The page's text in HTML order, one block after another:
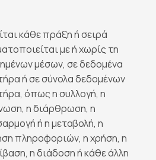
κάθε πράξη ή σειρά
με ή χωρίς τη
μέσων, σε δεδομένα
ή σε σύνολα δεδομένων
όπως η συλλογή, η
η διάρθρωση, η
ή η μεταβολή, η
πληροφοριών, η χρήση, η
η διάδοση ή κάθε άλλη